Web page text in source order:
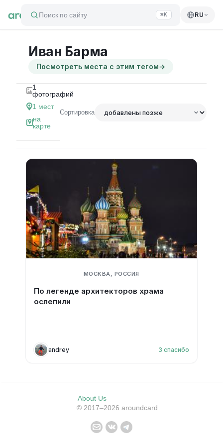
Поиск по сайту ⌘K RU
Иван Барма
Посмотреть места с этим тегом→
1
фотографий
1 мест
на
карте
Сортировка
МОСКВА, РОССИЯ
По легенде архитекторов храма
ослепили
andrey 3 спасибо
About Us
© 2017–2026 aroundcard